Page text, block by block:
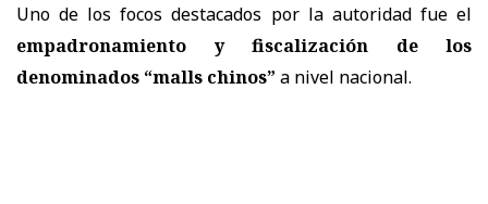
Uno de los focos destacados por la autoridad fue el
empadronamiento y fiscalización de los
denominados “malls chinos” a nivel nacional.